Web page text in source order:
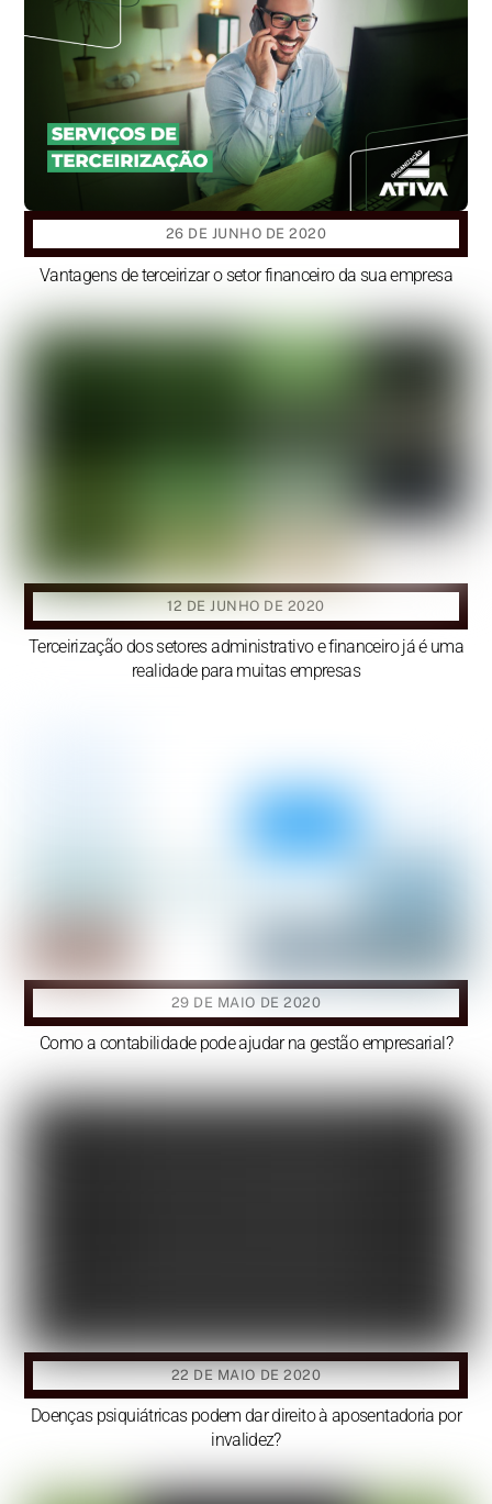
26 DE JUNHO DE 2020
Vantagens de terceirizar o setor financeiro da sua empresa
12 DE JUNHO DE 2020
Terceirização dos setores administrativo e financeiro já é uma
realidade para muitas empresas
29 DE MAIO DE 2020
Como a contabilidade pode ajudar na gestão empresarial?
22 DE MAIO DE 2020
Doenças psiquiátricas podem dar direito à aposentadoria por
invalidez?